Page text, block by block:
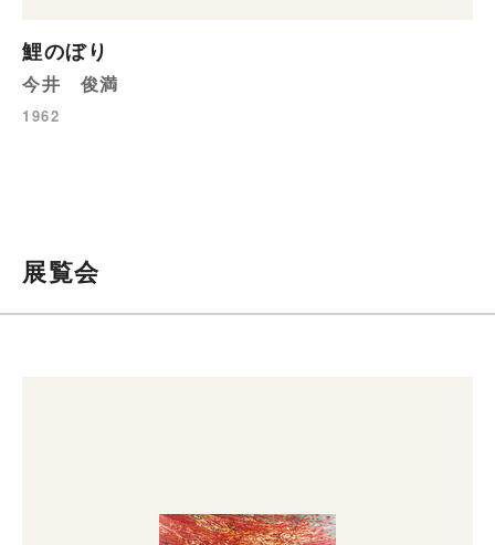
鯉のぼり
今井 俊満
1962
展覧会